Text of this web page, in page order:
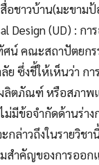
อชาวบ้าน(มะขาม
Design (UD) :
ศน์ คณะสถาปัตยก
ย ซึ่งชี้ให้เห็นว่า ก
ลิตภัณฑ์ หรือสภาพ
ม่มีข้อจำกัดด้านร่า
กล่าวถึงในรายวิชา
มสำคัญของการออ